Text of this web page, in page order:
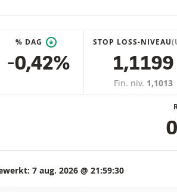
% DAG *
-0,42%
STOP LOSS-NIVEAU
1,1199
Fin. niv. 1,1013
7 aug. 2026 @ 21:59:30